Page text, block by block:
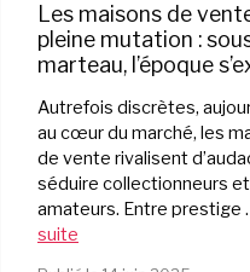
Les maisons de
pleine mutation :
marteau, l’époque
Autrefois discrètes,
au cœur du marché, les
de vente rivalisent
séduire collectionneurs et
amateurs. Entre prestige
suite